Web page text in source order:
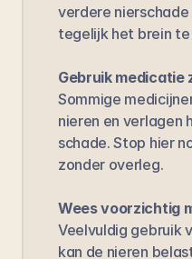
verdere
tegelijk het brein te
Gebruik medicatie
Sommige
nieren en verlagen
schade. Stop hier
zonder overleg.
Wees voorzichtig
Veelvuldig gebruik
kan de nieren